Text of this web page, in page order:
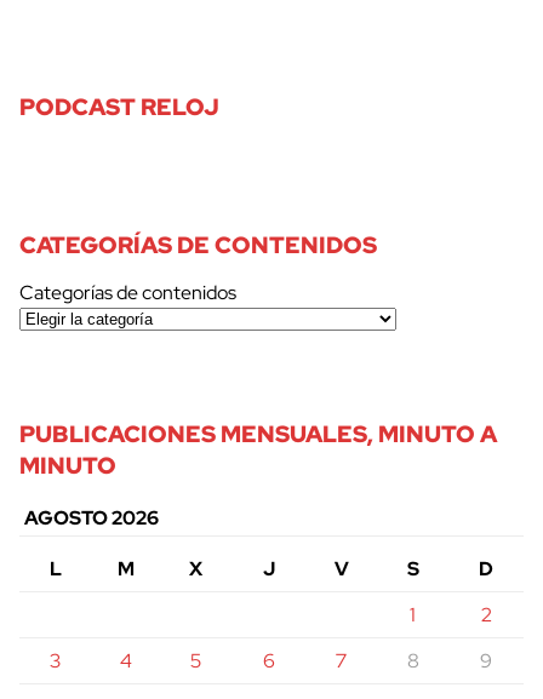
PODCAST RELOJ
CATEGORÍAS DE CONTENIDOS
Categorías de contenidos
PUBLICACIONES MENSUALES, MINUTO A
MINUTO
AGOSTO 2026
L
M X J V S
D
1
2
3
4 5 6 7 8
9